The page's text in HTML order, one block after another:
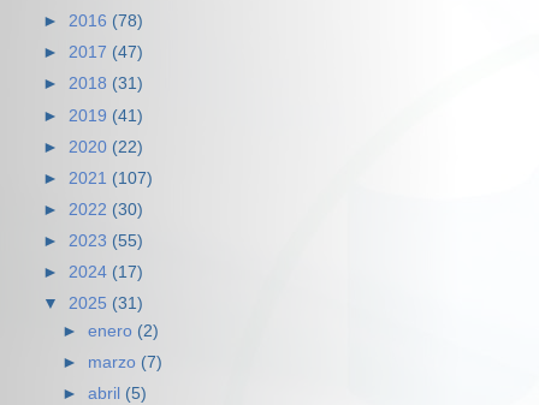
► 2016 (78)
► 2017 (47)
► 2018 (31)
► 2019 (41)
► 2020 (22)
► 2021 (107)
► 2022 (30)
► 2023 (55)
► 2024 (17)
▼ 2025 (31)
►enero (2)
► marzo (7)
►abril (5)